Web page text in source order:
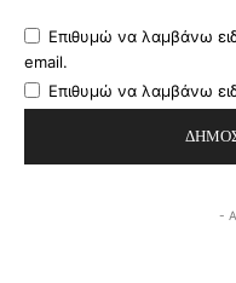
Επιθυμώ να λαμβάνω
email.
Επιθυμώ να λαμβάνω
-